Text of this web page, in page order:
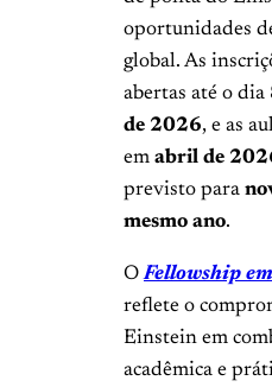
oportunidades
global. As
abertas até o dia
de 2026, e as
em abril de
previsto para
mesmo ano.
OFellowship
reflete o
Einstein em
acadêmica e